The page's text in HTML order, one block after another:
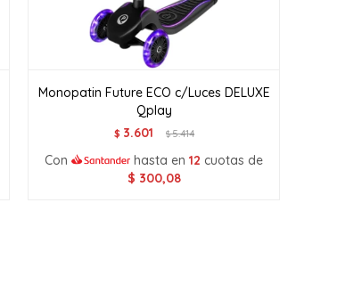
Monopatin Future ECO c/Luces DELUXE
Qplay
$ 3.601 $5.414
Con hasta en12 cuotas de
$ 300,08